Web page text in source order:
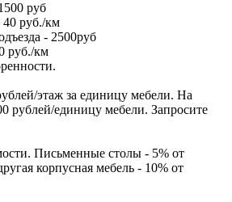
руб
руб./км
- 2500руб
руб./км
этаж за единицу мебели. На
рублей/единицу мебели. Запросите
Письменные столы - 5% от
корпусная мебель - 10% от